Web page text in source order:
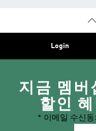
Login
지금 멤버
할인
* 이메일 수신